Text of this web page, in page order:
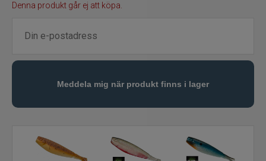
Wobbler
Vibrationsbeten Bladebaits
Spinnare
Denna produkt går ej att köpa.